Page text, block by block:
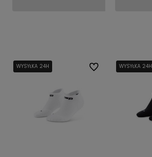
WYSYŁKA 24H
WYSYŁKA 24H Do ulubionychWYSYŁKA 24H
WYSYŁKA 24H